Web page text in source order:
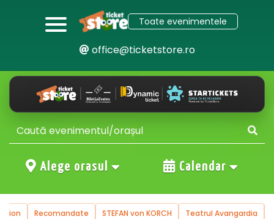
Toate evenimentele
office@ticketstore.ro
Alege orasul Calendar
Recomandate STEFAN von KORCH Teatrul Avangardia